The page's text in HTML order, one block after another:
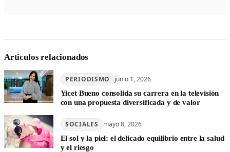
Articulos relacionados
PERIODISMO junio 1, 2026
Yicet Bueno consolida su carrera en la televisión
con una propuesta diversificada y de valor
SOCIALES mayo 8, 2026
El sol y la piel: el delicado equilibrio entre la salud
y el riesgo